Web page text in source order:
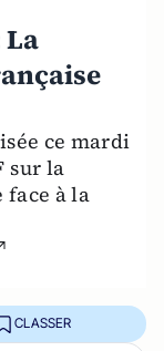
La
ce mardi
sur la
face à la
CLASSER